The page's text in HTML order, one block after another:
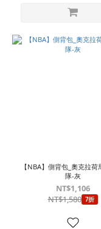
【NBA】側背包_奧克拉
隊-灰
NT$1,106
NT$1,580 7折